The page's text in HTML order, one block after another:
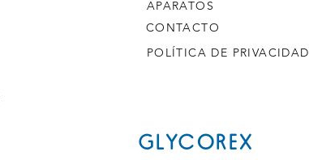
APARATOS
CONTACTO
POLÍTICA DE PRIVACIDAD
GLYCOREX